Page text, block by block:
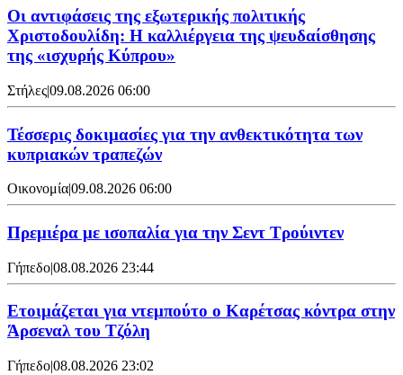
Οι αντιφάσεις της εξωτερικής πολιτικής
Χριστοδουλίδη: Η καλλιέργεια της ψευδαίσθησης
της «ισχυρής Κύπρου»
Στήλες|09.08.2026 06:00
Τέσσερις δοκιμασίες για την ανθεκτικότητα των
κυπριακών τραπεζών
Οικονομία|09.08.2026 06:00
Πρεμιέρα με ισοπαλία για την Σεντ Τρούιντεν
Γήπεδο|08.08.2026 23:44
Ετοιμάζεται για ντεμπούτο ο Καρέτσας κόντρα στην
Άρσεναλ του Τζόλη
Γήπεδο|08.08.2026 23:02